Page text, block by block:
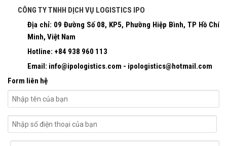
CÔNG TY TNHH DỊCH VỤ LOGISTICS IPO
Địa chỉ: 09 Đường Số 08, KP5, Phường Hiệp Bình, TP Hồ Chí
Minh, Việt Nam
Hotline: +84 938 960 113
Email: info@ipologistics.com - ipologistics@hotmail.com
Form liên hệ